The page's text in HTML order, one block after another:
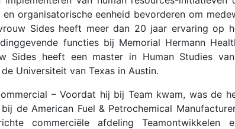
organisatorische eenheid bevorderen om
Sides heeft meer dan 20 jaar ervaring op
functies bij Memorial Hermann
Sides heeft een master in Human Studies
Universiteit van Texas in Austin.
– Voordat hij bij Team kwam, was de
de American Fuel & Petrochemical
commerciële afdeling Teamontwikkelen